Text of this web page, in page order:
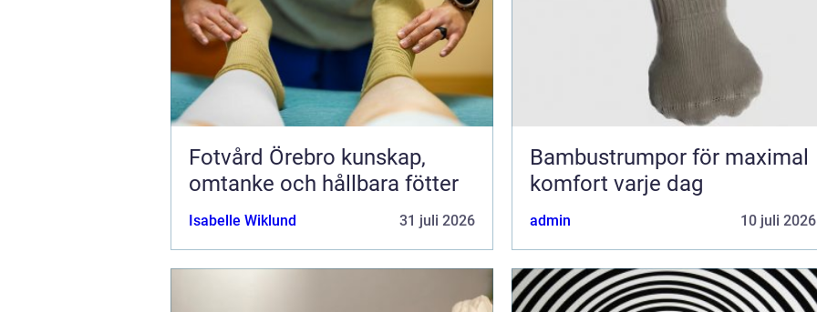
Fotvård Örebro kunskap,
omtanke och hållbara fötter
Isabelle Wiklund 31 juli 2026
Bambustrumpor för maximal
komfort varje dag
admin 10 juli 2026